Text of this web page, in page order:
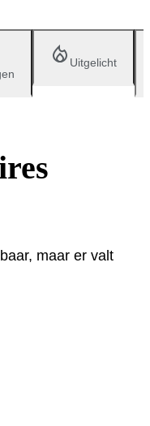
Uitgelicht
maar er valt